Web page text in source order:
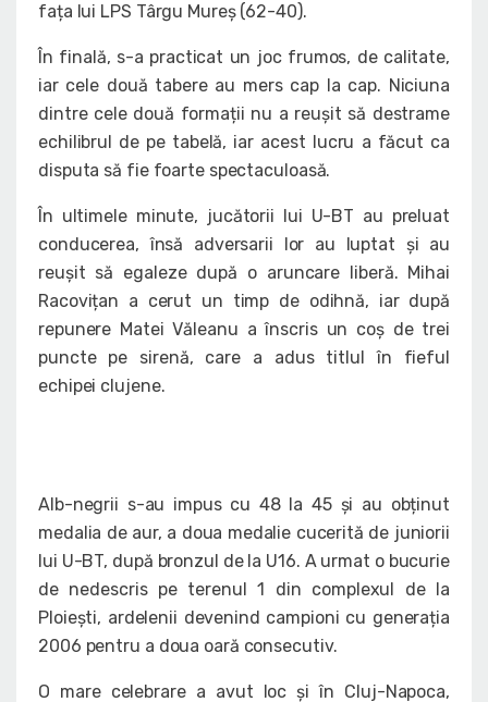
fața lui LPS Târgu Mureș (62-40).
În finală, s-a practicat un joc frumos, de calitate,
iar cele două tabere au mers cap la cap. Niciuna
dintre cele două formații nu a reușit să destrame
echilibrul de pe tabelă, iar acest lucru a făcut ca
disputa să fie foarte spectaculoasă.
În ultimele minute, jucătorii lui U-BT au preluat
conducerea, însă adversarii lor au luptat și au
reușit să egaleze după o aruncare liberă. Mihai
Racovițan a cerut un timp de odihnă, iar după
repunere Matei Văleanu a înscris un coș de trei
puncte pe sirenă, care a adus titlul în fieful
echipei clujene.
Alb-negrii s-au impus cu 48 la 45 și au obținut
medalia de aur, a doua medalie cucerită de juniorii
lui U-BT, după bronzul de la U16. A urmat o bucurie
de nedescris pe terenul 1 din complexul de la
Ploiești, ardelenii devenind campioni cu generația
2006 pentru a doua oară consecutiv.
O mare celebrare a avut loc și în Cluj-Napoca,